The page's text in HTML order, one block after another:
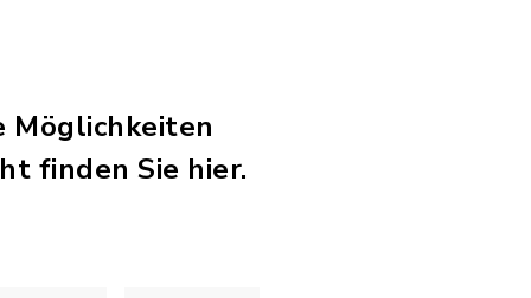
Möglichkeiten
finden Sie hier.